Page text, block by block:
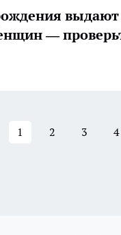
—
1 2 3 4